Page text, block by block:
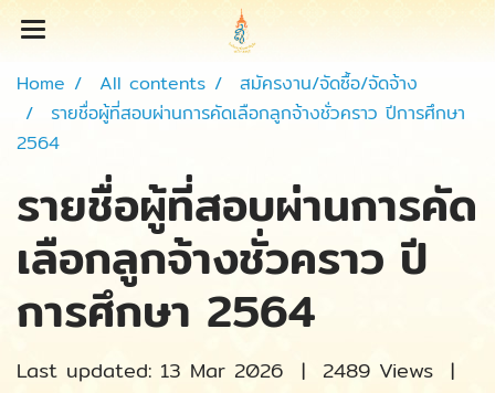
Home All contents
สมัครงาน/จัดซื้อ/จัดจ้าง
รายชื่อผู้ที่สอบผ่านการคัดเลือกลูกจ้างชั่วคราว ปีการศึกษา
2564
รายชื่อผู้ที่สอบผ่านการคัด
เลือกลูกจ้างชั่วคราว ปี
การศึกษา 2564
Last updated: 13 Mar 2026 | 2489 Views |